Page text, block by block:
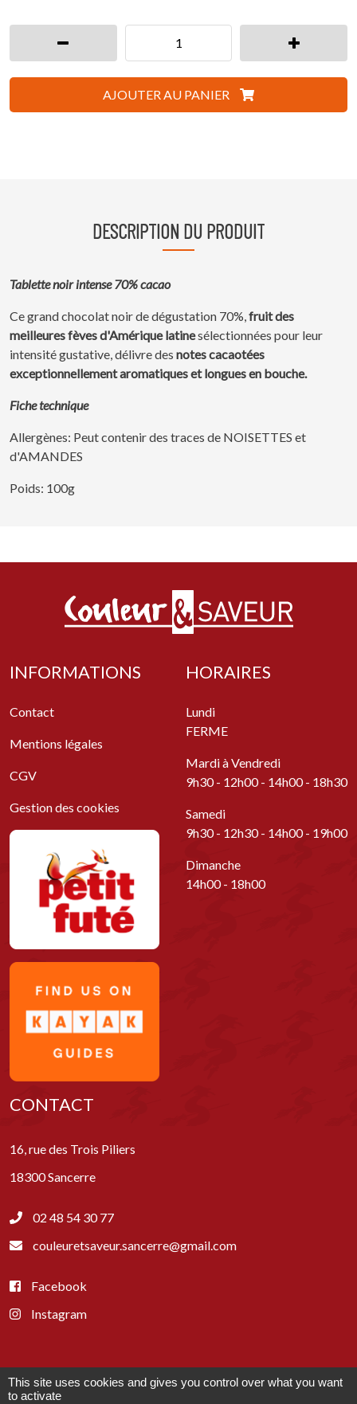
AJOUTER AU PANIER
DESCRIPTION DU PRODUIT
Tablette noir intense 70% cacao
Ce grand chocolat noir de dégustation 70%,fruit des
meilleures fèves d'Amérique latinesélectionnées pour leur
intensité gustative, délivre des notes cacaotées
exceptionnellement aromatiques et longues en bouche.
Fiche technique
Allergènes: Peut contenir des traces de NOISETTES et
d'AMANDES
Poids: 100g
INFORMATIONS
Contact
Mentions légales
CGV
Gestion des cookies
HORAIRES
Lundi
FERME
Mardi à Vendredi
9h30 - 12h00 - 14h00 - 18h30
Samedi
9h30 - 12h30 - 14h00 - 19h00
Dimanche
14h00 - 18h00
CONTACT
16, rue des Trois Piliers
18300 Sancerre
02 48 54 30 77
couleuretsaveur.sancerre@gmail.com
Facebook
Instagram
Paiements acceptés :
This site uses cookies and gives you control over what you want
to activate